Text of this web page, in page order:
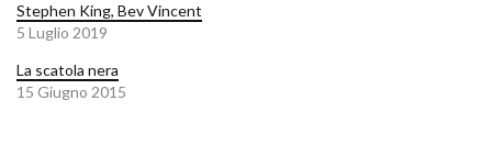
Stephen King, Bev Vincent
5 Luglio 2019
La scatola nera
15 Giugno 2015